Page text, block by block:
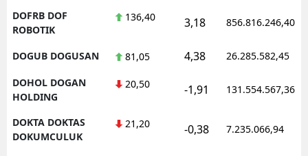
DOFRB DOF
ROBOTIK
136,40 3,18 856.816.246,40
DOGUB DOGUSAN 81,05 4,38 26.285.582,45
DOHOL DOGAN
HOLDING
20,50 -1,91 131.554.567,36
DOKTA DOKTAS
DOKUMCULUK
21,20 -0,38 7.235.066,94